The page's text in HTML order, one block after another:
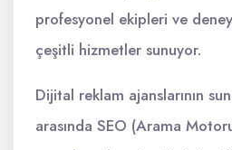
profesyonel ekipleri ve
çeşitli hizmetler sunuyor.
Dijital reklam ajanslarının
arasında SEO (Arama